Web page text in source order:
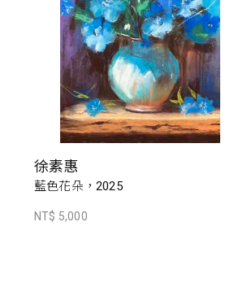
徐素惠
藍色花朵，2025
NT$ 5,000